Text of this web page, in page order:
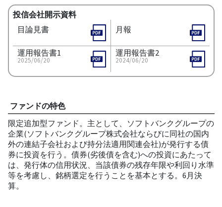
投信会社開示資料
目論見書
月報
運用報告書1
2025/06/20
運用報告書2
2024/06/20
ファンドの特色
限定追加型ファンド。主として、ソフトバンクグループの
企業(ソフトバンクグループ株式会社ならびに同社の国内
外の連結子会社および持分法適用関連会社)が発行する債
券に投資を行う。債券(劣後債を含む)への投資にあたって
は、発行体の信用状況、当該債券の残存年限や利回り水準
等を考慮し、銘柄選定を行うことを基本とする。6月決
算。